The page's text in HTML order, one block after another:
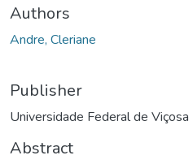
Authors
Andre, Cleriane
Publisher
Universidade Federal de Viçosa
Abstract